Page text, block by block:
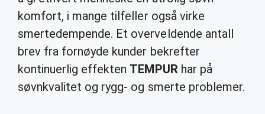
komfort, i mange tilfeller også virke
smertedempende. Et overveldende antall
brev fra fornøyde kunder bekrefter
kontinuerlig effekten TEMPURhar på
søvnkvalitet og rygg- og smerte problemer.